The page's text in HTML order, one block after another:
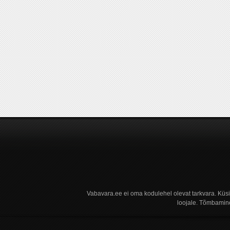
Vabavara.ee ei oma kodulehel olevat tarkvara.
loojale.